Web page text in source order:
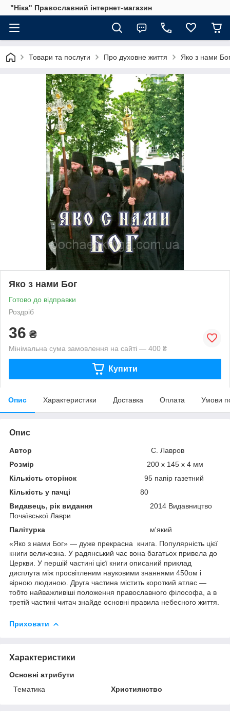
"Ніка" Православний інтернет-магазин
Товари та послуги Про духовне життя Яко з нами
Яко з нами Бог
Готово до відправки
Роздріб
36 ₴
Мінімальна сума замовлення на сайті — 400 ₴
Купити
Опис Характеристики Доставка Оплата Умови
Опис
Автор С. Лавров
Розмір 200 х 145 х 4 мм
Кількість сторінок 95 папір газетний
Кількість у пачці 80
Видавець, рік видання 2014 Видавництво
Почаївської Лаври
Палітурка
м'який
«Яко з нами Бог» — дуже прекрасна книга. Популярність цієї
книги величезна. У радянський час вона багатьох привела до
Церкви. У першій частині цієї книги описаний приклад
дисплута між просвітленим науковими знаннями 450ом і
вірною людиною. Друга частина містить короткий атлас —
тобто найважливіші положення православного філософа, а в
третій частині читач знайде основні правила небесного життя.
Приховати
Характеристики
Основні атрибути
Тематика
Християнство